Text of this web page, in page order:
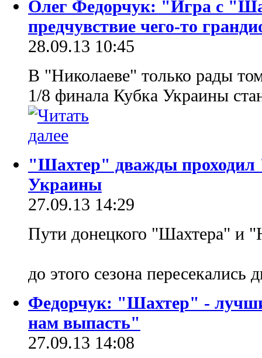
Олег Федорчук: "Игра с
предчувствие чего-то
28.09.13 10:45
В "Николаеве" только рады
1/8 финала Кубка Украины
"Шахтер" дважды проходил
Украины
27.09.13 14:29
Пути донецкого "Шахтера" и
до этого сезона пересекались
Федорчук: "Шахтер" -
нам выпасть"
27.09.13 14:08